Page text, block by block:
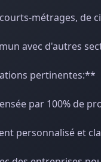
métrages, de
avec d'autres
pertinentes:**
par 100% de
personnalisé et